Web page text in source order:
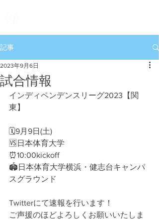
記事
試合情報
2023年9月6日
インディペンデンスリーグ2023【関
東】
🗓9月9日(土)
🆚日本体育大学
⏰10:00kickoff
🏟日本体育大学横浜・健志台キャンパ
スグラウンド
Twitterにて速報を行います！
ご声援のほどよろしくお願いいたしま